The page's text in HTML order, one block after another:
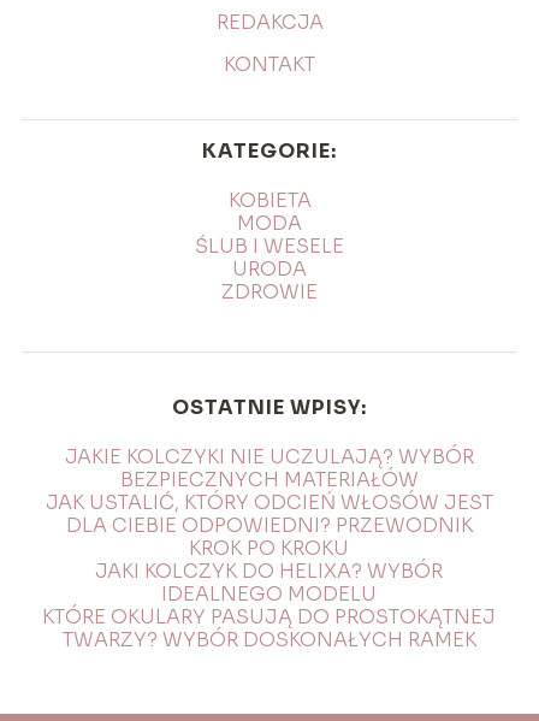
REDAKCJA
KONTAKT
KATEGORIE:
KOBIETA
MODA
ŚLUB I WESELE
URODA
ZDROWIE
OSTATNIE WPISY:
JAKIE KOLCZYKI NIE UCZULAJĄ? WYBÓR
BEZPIECZNYCH MATERIAŁÓW
JAK USTALIĆ, KTÓRY ODCIEŃ WŁOSÓW JEST
DLA CIEBIE ODPOWIEDNI? PRZEWODNIK
KROK PO KROKU
JAKI KOLCZYK DO HELIXA? WYBÓR
IDEALNEGO MODELU
KTÓRE OKULARY PASUJĄ DO PROSTOKĄTNEJ
TWARZY? WYBÓR DOSKONAŁYCH RAMEK